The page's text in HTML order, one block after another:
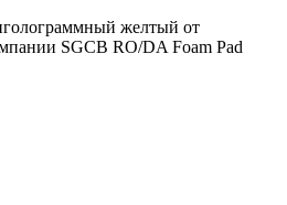
желтый от
SGCB RO/DA Foam Pad